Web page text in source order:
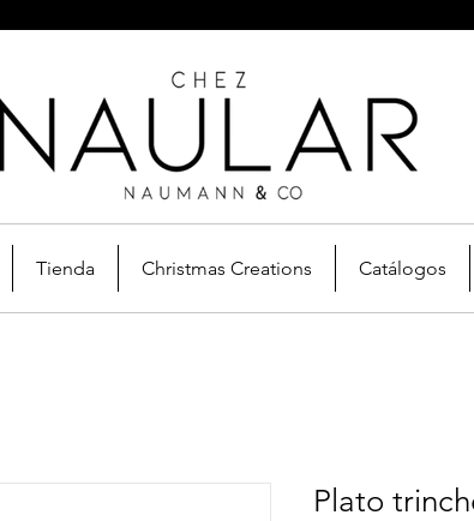
Tienda Christmas Creations Catálogos
Plato